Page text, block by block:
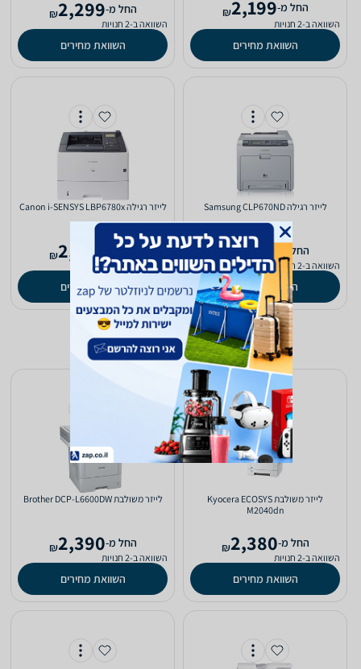
‫החל מ-2,199
₪
השוואה ב-2 חנויות
השוואת מחירים
‫החל מ-2,299
₪
השוואה ב-2 חנויות
השוואת מחירים
‏לייזר ‏רגילה Samsung CLP670ND
‫החל מ- 2,229
השוואה ב-2 חנויות
השוואת מחירים
‏לייזר ‏רגילה Canon i-SENSYS LBP6780x
‫החל מ- 2,360
₪
השוואה ב-2 חנויות
השוואת מחירים
‏לייזר ‏משולבת Kyocera ECOSYS
M2040dn
‫החל מ-2,380
₪
השוואה ב-2 חנויות
השוואת מחירים
‏לייזר ‏משולבת Brother DCP-L6600DW
‫החל מ-2,390
₪
השוואה ב-2 חנויות
השוואת מחירים